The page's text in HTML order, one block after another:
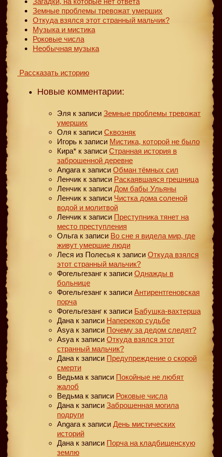
Земные проблемы тревожат умерших
Откуда взялся этот странный мальчик?
Музыка и мистика
Роковые числа
Необычная музыка
Рассказать историю
Новые комментарии:
Эля к записи Земные проблемы тревожат
умерших
Оля к записи Сквозняк
Игорь к записи Мистика, которой не было
Кира* к записи Странная история в
заброшенной деревне
Angara к записи Обман тёмных сил
Ленчик к записи Раскаявшаяся грешница
Ленчик к записи Дом бабы Ульяны
Ленчик к записи Чистка дома соленой
водой и молитвой
Ленчик к записи Преступника тянет на
место преступления
Ольга к записи Во сне я видела мир, где
живут умершие люди
Леся из Полесья к записи Откуда взялся
этот странный мальчик?
Фогельгезанг к записи Однажды в
больнице
Фогельгезанг к записи Антирентгеновская
порча
Фогельгезанг к записи Бабушка-вахтерша
Дана к записи Наперекор судьбе
Asya к записи Почему за дедом следят?
Asya к записи Откуда взялся этот
странный мальчик?
Дана к записи Предупреждение о скорой
смерти
Ведьма к записи Покойные не любят
жалоб
Ведьма к записи Роковые числа
Дана к записи Заброшенная могила
подруги
Angara к записи День мистических
историй
Дана к записи Порча на кладбищенскую
землю